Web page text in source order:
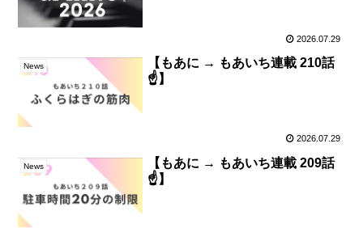
2026.07.29
News
【もあに → もあいち連載 210話
☝️】
2026.07.29
News
【もあに → もあいち連載 209話
☝️】